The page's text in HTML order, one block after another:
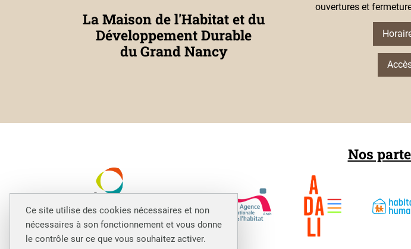
Ce site utilise des cookies nécessaires et non
nécessaires à son fonctionnement et vous donne
le contrôle sur ce que vous souhaitez activer.
La Maison de l'Habitat et du
Développement Durable
du Grand Nancy
ouvertures et
Nos